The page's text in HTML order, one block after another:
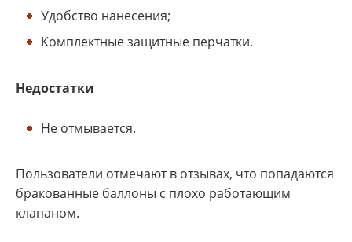
Удобство нанесения;
Комплектные защитные перчатки.
Недостатки
Не отмывается.
Пользователи отмечают в отзывах, что попадаются
бракованные баллоны с плохо работающим
клапаном.